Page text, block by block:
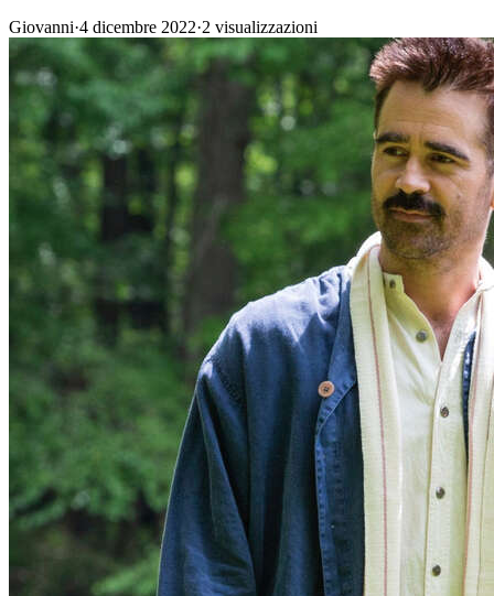
Giovanni·4 dicembre 2022·2 visualizzazioni